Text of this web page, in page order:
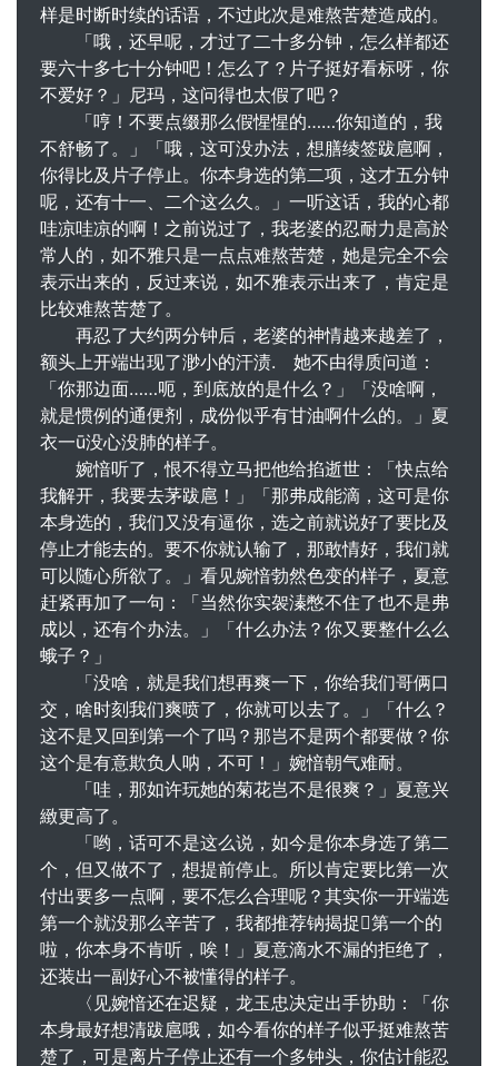
样是时断时续的话语，不过此次是难熬苦楚造成的。
「哦，还早呢，才过了二十多分钟，怎么样都还
要六十多七十分钟吧！怎么了？片子挺好看标呀，你
不爱好？」尼玛，这问得也太假了吧？
「哼！不要点缀那么假惺惺的……你知道的，我
不舒畅了。」「哦，这可没办法，想膳绫签跋扈啊，
你得比及片子停止。你本身选的第二项，这才五分钟
呢，还有十一、二个这么久。」一听这话，我的心都
哇凉哇凉的啊！之前说过了，我老婆的忍耐力是高於
常人的，如不雅只是一点点难熬苦楚，她是完全不会
表示出来的，反过来说，如不雅表示出来了，肯定是
比较难熬苦楚了。
再忍了大约两分钟后，老婆的神情越来越差了，
额头上开端出现了渺小的汗渍. 她不由得质问道：
「你那边面……呃，到底放的是什么？」「没啥啊，
就是惯例的通便剂，成份似乎有甘油啊什么的。」夏
衣一ū没心没肺的样子。
婉愔听了，恨不得立马把他给掐逝世：「快点给
我解开，我要去茅跋扈！」「那弗成能滴，这可是你
本身选的，我们又没有逼你，选之前就说好了要比及
停止才能去的。要不你就认输了，那敢情好，我们就
可以随心所欲了。」看见婉愔勃然色变的样子，夏意
赶紧再加了一句：「当然你实袈溱憋不住了也不是弗
成以，还有个办法。」「什么办法？你又要整什么么
蛾子？」
「没啥，就是我们想再爽一下，你给我们哥俩口
交，啥时刻我们爽喷了，你就可以去了。」「什么？
这不是又回到第一个了吗？那岂不是两个都要做？你
这个是有意欺负人呐，不可！」婉愔朝气难耐。
「哇，那如许玩她的菊花岂不是很爽？」夏意兴
緻更高了。
「哟，话可不是这么说，如今是你本身选了第二
个，但又做不了，想提前停止。所以肯定要比第一次
付出要多一点啊，要不怎么合理呢？其实你一开端选
第一个就没那么辛苦了，我都推荐钠揭捉第一个的
啦，你本身不肯听，唉！」夏意滴水不漏的拒绝了，
还装出一副好心不被懂得的样子。
〈见婉愔还在迟疑，龙玉忠决定出手协助：「你
本身最好想清跋扈哦，如今看你的样子似乎挺难熬苦
楚了，可是离片子停止还有一个多钟头，你估计能忍